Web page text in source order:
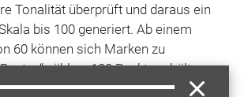
Tonalität überprüft und daraus ein
bis 100 generiert. Ab einem
60 können sich Marken zu
zählen. 100 Punkte erhält nur
der die Benchmark für